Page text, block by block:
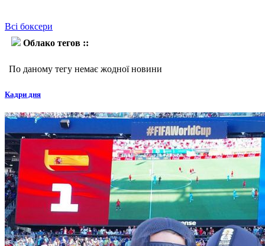
Всі боксери
Облако тегов ::
По даному тегу немає жодної новини
Кадри дня